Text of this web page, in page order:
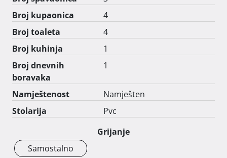
Broj kupaonica
4
Broj toaleta
4
Broj kuhinja
1
Broj dnevnih
boravaka
1
Namještenost
Namješten
Stolarija
Pvc
Grijanje
Samostalno